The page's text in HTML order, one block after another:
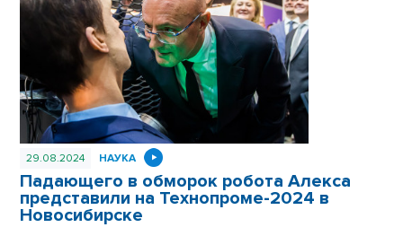
29.08.2024 НАУКА
Падающего в обморок робота Алекса
представили на Технопроме-2024 в
Новосибирске